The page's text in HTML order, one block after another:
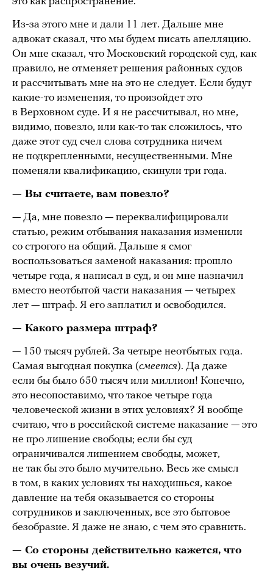
Из-за этого мне и дали 11 лет. Дальше мне
адвокат сказал, что мы будем писать апелляцию.
Он мне сказал, что Московский городской суд, как
правило, не отменяет решения районных судов
и рассчитывать мне на это не следует. Если будут
какие-то изменения, то произойдет это
в Верховном суде. И я не рассчитывал, но мне,
видимо, повезло, или как-то так сложилось, что
даже этот суд счел слова сотрудника ничем
не подкрепленными, несущественными. Мне
поменяли квалификацию, скинули три года.
— Вы считаете, вам повезло?
— Да, мне повезло — переквалифицировали
статью, режим отбывания наказания изменили
со строгого на общий. Дальше я смог
воспользоваться заменой наказания: прошло
четыре года, я написал в суд, и он мне назначил
вместо неотбытой части наказания — четырех
лет — штраф. Я его заплатил и освободился.
— Какого размера штраф?
— 150 тысяч рублей. За четыре неотбытых года.
Самая выгодная покупка (смеется). Да даже
если бы было 650 тысяч или миллион! Конечно,
это несопоставимо, что такое четыре года
человеческой жизни в этих условиях? Я вообще
считаю, что в российской системе наказание — это
не про лишение свободы; если бы суд
ограничивался лишением свободы, может,
не так бы это было мучительно. Весь же смысл
в том, в каких условиях ты находишься, какое
давление на тебя оказывается со стороны
сотрудников и заключенных, все это бытовое
безобразие. Я даже не знаю, с чем это сравнить.
— Со стороны действительно кажется, что
вы очень везучий.